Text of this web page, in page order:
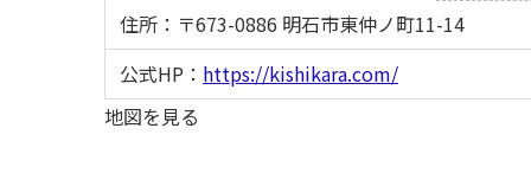
住所：〒673-0886 明石市東仲ノ町11-14
公式HP： https://kishikara.com/
地図を見る